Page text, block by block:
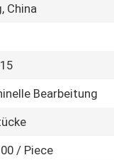
China
Bearbeitung
/ Piece